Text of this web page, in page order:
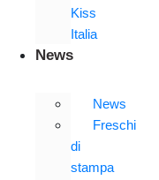
Kiss
Italia
News
News
Freschi
di
stampa